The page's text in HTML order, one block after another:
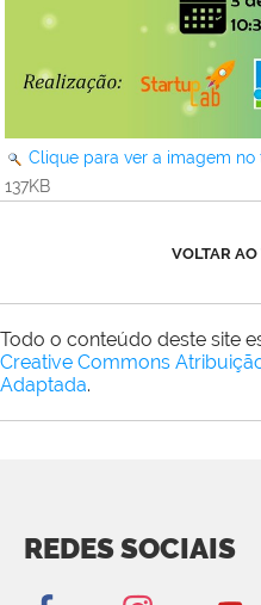
Clique para ver a imagem
137KB
VOLTAR AO
Todo o conteúdo deste site
Creative Commons
Adaptada.
REDES SOCIAIS